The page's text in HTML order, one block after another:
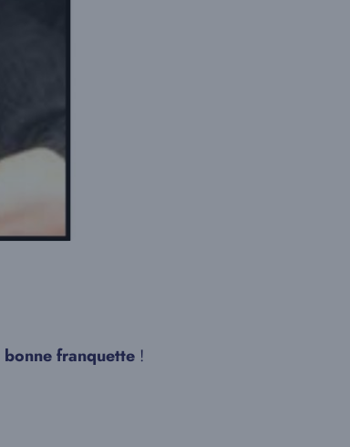
bonne franquette !